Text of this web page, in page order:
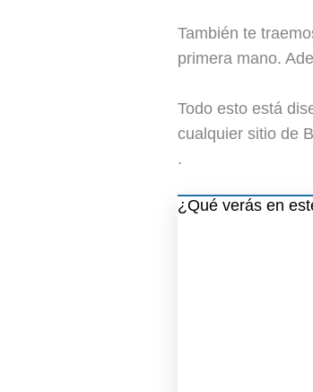
También te
primera mano.
Todo esto está
cualquier sitio de
.
¿Qué verás en